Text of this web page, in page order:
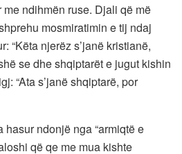
ndihmën ruse. Djali që më
mosmiratimin e tij ndaj
“Këta njerëz s’janë kristianë,
se dhe shqiptarët e jugut kishin
“Ata s’janë shqiptarë, por
hasur ndonjë nga “armiqtë e
që qe me mua kishte